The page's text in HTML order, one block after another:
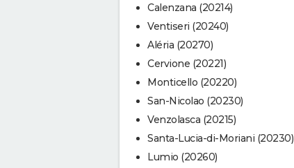
Calenzana (20214)
Ventiseri (20240)
Aléria (20270)
Cervione (20221)
Monticello (20220)
San-Nicolao (20230)
Venzolasca (20215)
Santa-Lucia-di-Moriani (20230)
Lumio (20260)